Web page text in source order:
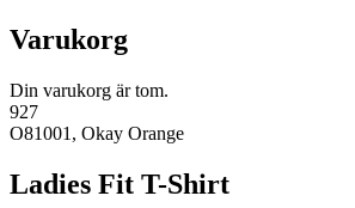
Varukorg
Din varukorg är tom.
927
O81001, Okay Orange
Ladies Fit T-Shirt